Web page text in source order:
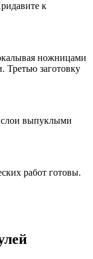
к
ножницами
Третью заготовку
слои выпуклыми
работ готовы.